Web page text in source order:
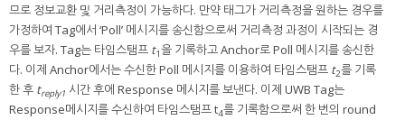
므로 정보교환 및 거리측정이 가능하다. 만약 태그가 거리측정을 원하는 경우를
가정하여 Tag에서 ‘Poll’ 메시지를 송신함으로써 거리측정 과정이 시작되는 경
우를 보자. Tag는 타임스탬프 t1을 기록하고 Anchor로 Poll 메시지를 송신한
다. 이제 Anchor에서는 수신한 Poll 메시지를 이용하여 타임스탬프 t2를 기록
한 후 treply1 시간 후에 Response 메시지를 보낸다. 이제 UWB Tag는
Response메시지를 수신하여 타임스탬프 t4를 기록함으로써 한 번의 round